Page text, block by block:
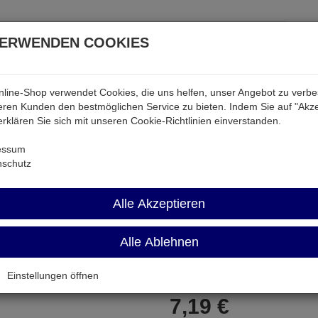
& Akkus Audio & Video Strom Tab &
WIHA323-2,5
7,19 €
COOKIES
Shop verwendet Cookies, die uns helfen, unser Angebot zu
Kunden den bestmöglichen Service zu bieten. Indem Sie auf
Sie sich mit unseren Cookie-Richtlinien einverstanden.
Alle Akzeptieren
Alle Ablehnen
Einstellungen öffnen